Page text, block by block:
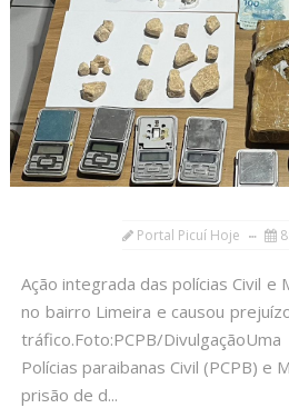
Portal Picuí Hoje
Ação integrada das polícias Civil e
no bairro Limeira e causou
tráfico.Foto:PCPB/
Polícias paraibanas Civil (PCPB) e
prisão de d...